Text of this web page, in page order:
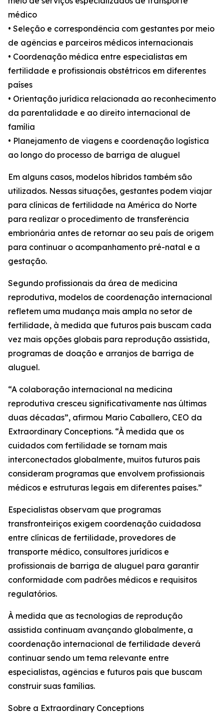
médico
• Seleção e correspondência com gestantes por meio
de agências e parceiros médicos internacionais
• Coordenação médica entre especialistas em
fertilidade e profissionais obstétricos em diferentes
países
• Orientação jurídica relacionada ao reconhecimento
da parentalidade e ao direito internacional de
família
• Planejamento de viagens e coordenação logística
ao longo do processo de barriga de aluguel
Em alguns casos, modelos híbridos também são
utilizados. Nessas situações, gestantes podem viajar
para clínicas de fertilidade na América do Norte
para realizar o procedimento de transferência
embrionária antes de retornar ao seu país de origem
para continuar o acompanhamento pré-natal e a
gestação.
Segundo profissionais da área de medicina
reprodutiva, modelos de coordenação internacional
refletem uma mudança mais ampla no setor de
fertilidade, à medida que futuros pais buscam cada
vez mais opções globais para reprodução assistida,
programas de doação e arranjos de barriga de
aluguel.
“A colaboração internacional na medicina
reprodutiva cresceu significativamente nas últimas
duas décadas”, afirmou Mario Caballero, CEO da
Extraordinary Conceptions. “À medida que os
cuidados com fertilidade se tornam mais
interconectados globalmente, muitos futuros pais
consideram programas que envolvem profissionais
médicos e estruturas legais em diferentes países.”
Especialistas observam que programas
transfronteiriços exigem coordenação cuidadosa
entre clínicas de fertilidade, provedores de
transporte médico, consultores jurídicos e
profissionais de barriga de aluguel para garantir
conformidade com padrões médicos e requisitos
regulatórios.
À medida que as tecnologias de reprodução
assistida continuam avançando globalmente, a
coordenação internacional de fertilidade deverá
continuar sendo um tema relevante entre
especialistas, agências e futuros pais que buscam
construir suas famílias.
Sobre a Extraordinary Conceptions